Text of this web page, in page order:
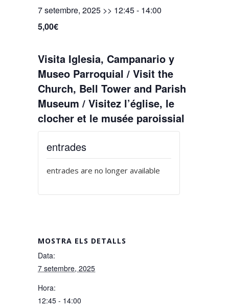
7 setembre, 2025 >> 12:45- 14:00
5,00€
Visita Iglesia, Campanario y
Museo Parroquial / Visit the
Church, Bell Tower and Parish
Museum / Visitez l’église, le
clocher et le musée paroissial
MOSTRA ELS DETALLS
Data:
7 setembre, 2025
Hora:
12:45 - 14:00
entrades
entrades are no longer available